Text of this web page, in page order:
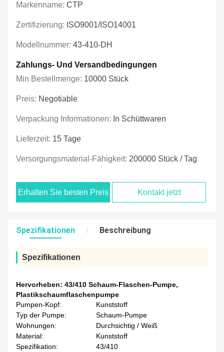
Markenname: CTP
Zertifizierung: ISO9001/ISO14001
Modellnummer: 43-410-DH
Zahlungs- Und Versandbedingungen
Min Bestellmenge: 10000 Stück
Preis: Negotiable
Verpackung Informationen: In Schüttwaren
Lieferzeit: 15 Tage
Versorgungsmaterial-Fähigkeit: 200000 Stück / Tag
Erhalten Sie besten Preis Kontakt jetzt
Spezifikationen Beschreibung
Spezifikationen
Hervorheben: 43/410 Schaum-Flaschen-Pumpe,
Plastikschaumflaschenpumpe
Pumpen-Kopf:
Kunststoff
Typ der Pumpe:
Schaum-Pumpe
Wohnungen:
Durchsichtig / Weiß
Material:
Kunststoff
Spezifikation:
43/410